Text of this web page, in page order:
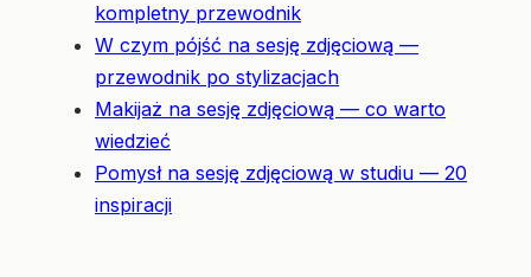
kompletny przewodnik
W czym pójść na sesję zdjęciową —
przewodnik po stylizacjach
Makijaż na sesję zdjęciową — co warto
wiedzieć
Pomysł na sesję zdjęciową w studiu — 20
inspiracji